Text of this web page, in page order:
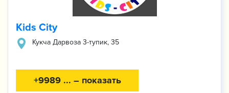
Kids City
Кукча Дарвоза 3-тупик, 35
+9989 ... – показать